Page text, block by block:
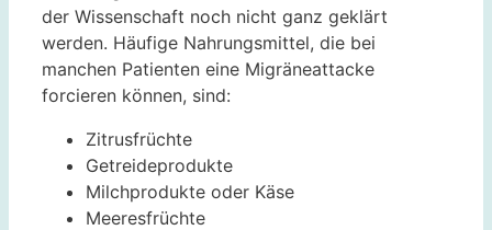
der Wissenschaft noch nicht ganz geklärt
werden. Häufige Nahrungsmittel, die bei
manchen Patienten eine Migräneattacke
forcieren können, sind:
Zitrusfrüchte
Getreideprodukte
Milchprodukte oder Käse
Meeresfrüchte